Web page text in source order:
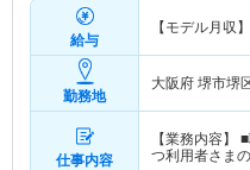
給与
【モデル月収】
勤務地
大阪府 堺市堺
仕事内容
【業務内容】
つ利用者さま